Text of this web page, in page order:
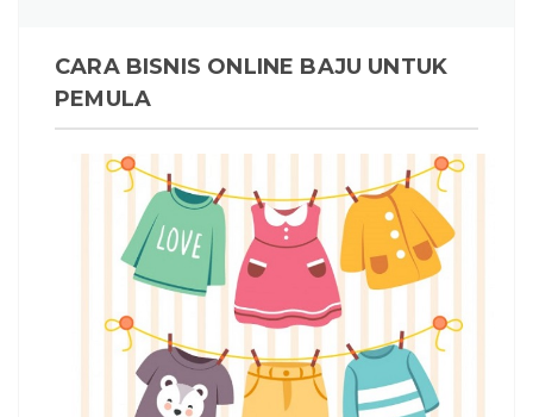
CARA BISNIS ONLINE BAJU UNTUK
PEMULA